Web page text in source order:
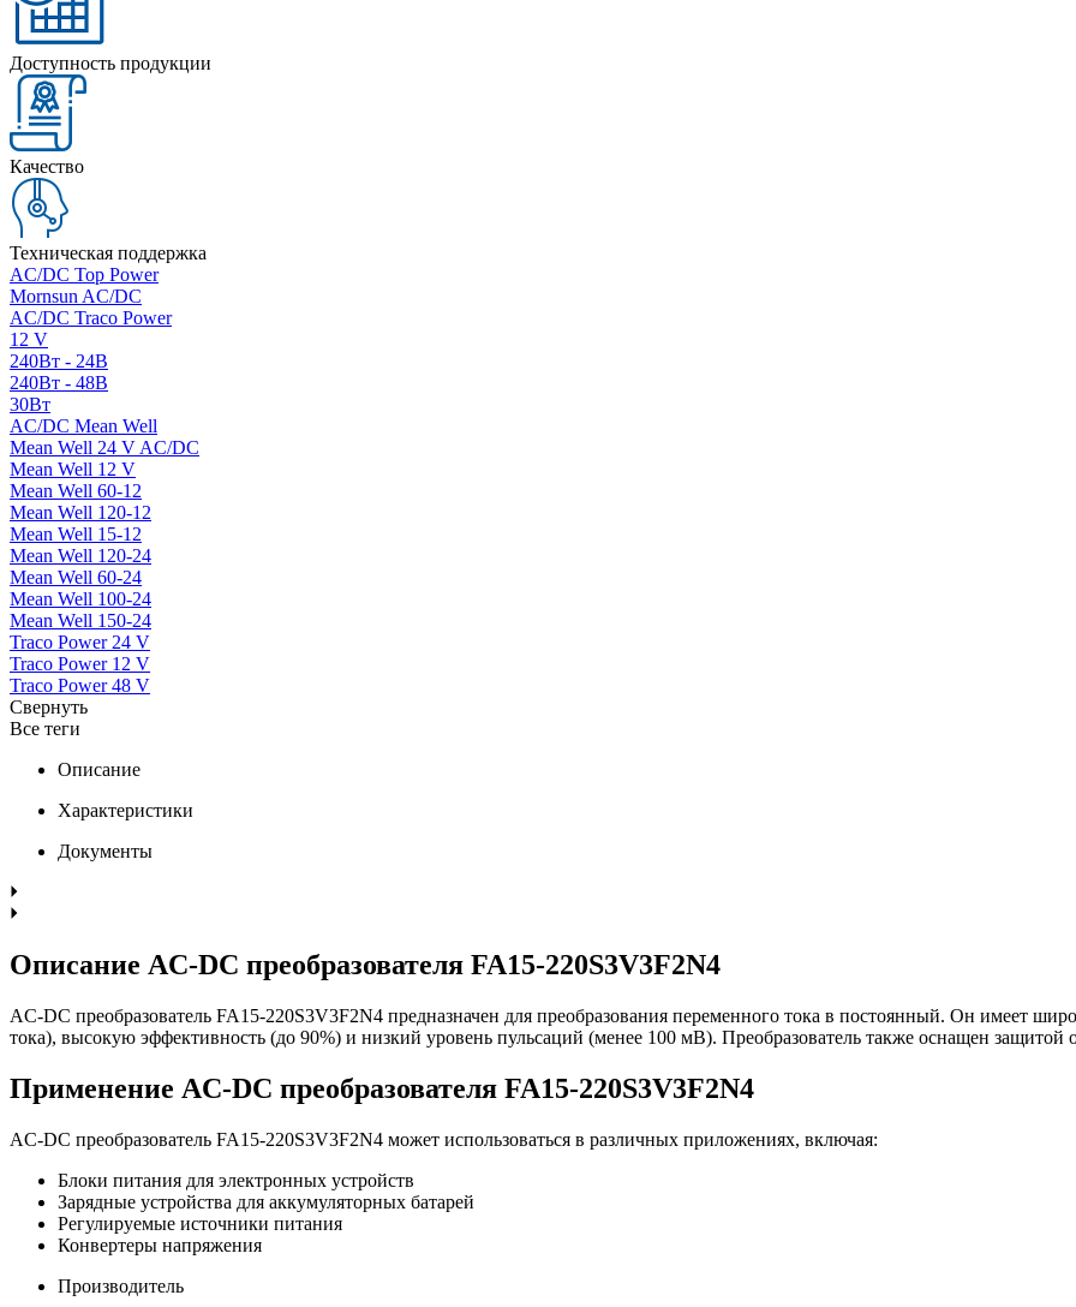
Доступность продукции
Качество
Техническая поддержка
AC/DC Top Power
Mornsun AC/DC
AC/DC Traco Power
12 V
240Вт - 24В
240Вт - 48В
30Вт
AC/DC Mean Well
Mean Well 24 V AC/DC
Mean Well 12 V
Mean Well 60-12
Mean Well 120-12
Mean Well 15-12
Mean Well 120-24
Mean Well 60-24
Mean Well 100-24
Mean Well 150-24
Traco Power 24 V
Traco Power 12 V
Traco Power 48 V
Свернуть
Все теги
Описание
Характеристики
Документы
Описание AC-DC преобразователя FA15-220S3V3F2N4
AC-DC преобразователь FA15-220S3V3F2N4 предназначен для преобразования переменного тока в постоянный. Он имеет
тока), высокую эффективность (до 90%) и низкий уровень пульсаций (менее 100 мВ). Преобразователь также оснащен защитой
Применение AC-DC преобразователя FA15-220S3V3F2N4
AC-DC преобразователь FA15-220S3V3F2N4 может использоваться в различных приложениях, включая:
Блоки питания для электронных устройств
Зарядные устройства для аккумуляторных батарей
Регулируемые источники питания
Конвертеры напряжения
Производитель